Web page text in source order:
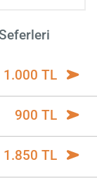
1.000 TL
900 TL
1.850 TL